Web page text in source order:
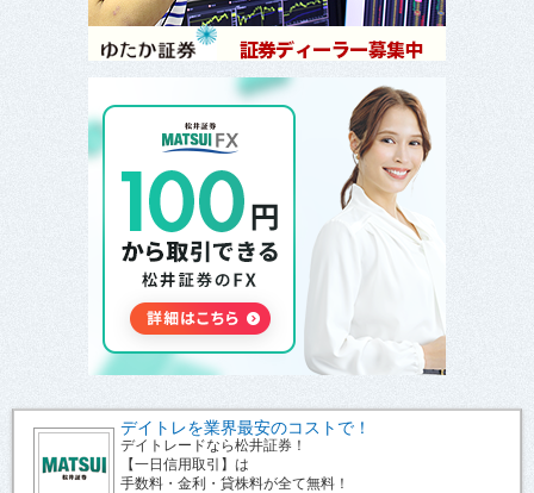
デイトレを業界最安のコストで！
デイトレードなら松井証券！
【一日信用取引】は
手数料・金利・貸株料が全て無料！